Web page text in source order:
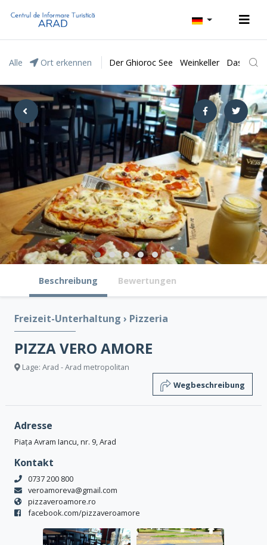
Alle Ort erkennen Der Ghioroc See Weinkeller Das
Beschreibung Bewertungen
Freizeit-Unterhaltung › Pizzeria
PIZZA VERO AMORE
Lage: Arad - Arad metropolitan
Wegbeschreibung
Adresse
Piața Avram Iancu, nr. 9, Arad
Kontakt
0737 200 800
veroamoreva@gmail.com
pizzaveroamore.ro
facebook.com/pizzaveroamore